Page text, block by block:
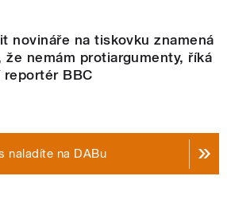
novináře na tiskovku znamená
že nemám protiargumenty, říká
reportér BBC
naladíte na DABu